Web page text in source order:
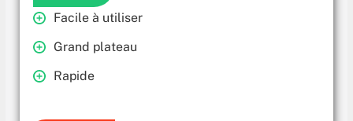
Facile à utiliser
Grand plateau
Rapide